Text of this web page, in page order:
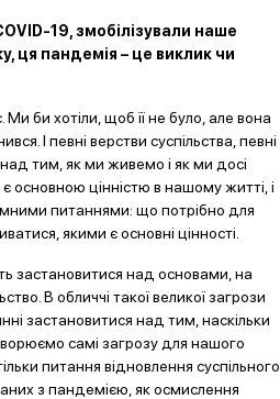
19, змобілізували наше
ця пандемія – це виклик чи
би хотіли, щоб її не було, але вона
І певні верстви суспільства, певні
тим, як ми живемо і як ми досі
основною цінністю в нашому житті, і
питаннями: що потрібно для
якими є основні цінності.
застановитися над основами, на
В обличчі такої великої загрози
застановитися над тим, наскільки
самі загрозу для нашого
питання відновлення суспільного
з пандемією, як осмислення